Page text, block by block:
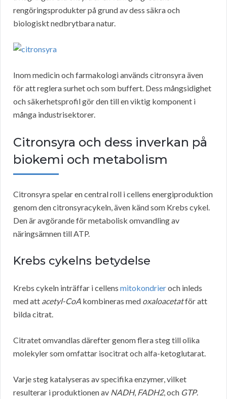
rengöringsprodukter på grund av dess säkra och
biologiskt nedbrytbara natur.
Inom medicin och farmakologi används citronsyra även
för att reglera surhet och som buffert. Dess mångsidighet
och säkerhetsprofil gör den till en viktig komponent i
många industrisektorer.
Citronsyra och dess inverkan på
biokemi och metabolism
Citronsyra spelar en central roll i cellens energiproduktion
genom den citronsyracykeln, även känd som Krebs cykel.
Den är avgörande för metabolisk omvandling av
näringsämnen till ATP.
Krebs cykelns betydelse
Krebs cykeln inträffar i cellens mitokondrieroch inleds
med att acetyl-CoA kombineras med oxaloacetatför att
bilda citrat.
Citratet omvandlas därefter genom flera steg till olika
molekyler som omfattar isocitrat och alfa-ketoglutarat.
Varje steg katalyseras av specifika enzymer, vilket
resulterar i produktionen av NADH, FADH2, och GTP.